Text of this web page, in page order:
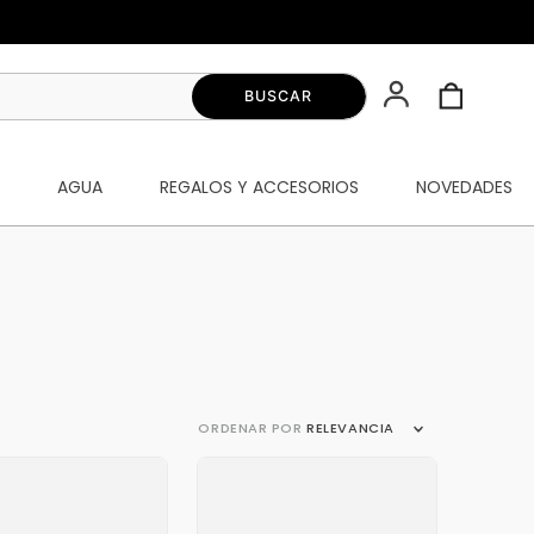
AGUA REGALOS Y ACCESORIOS NOVEDADES
ORDENAR POR RELEVANCIA